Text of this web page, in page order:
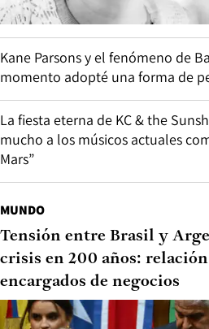
Kane Parsons y el fenómeno de
momento adopté una forma de
La fiesta eterna de KC & the
mucho a los músicos actuales
Mars”
MUNDO
Tensión entre Brasil y
crisis en 200 años:
encargados de negocios